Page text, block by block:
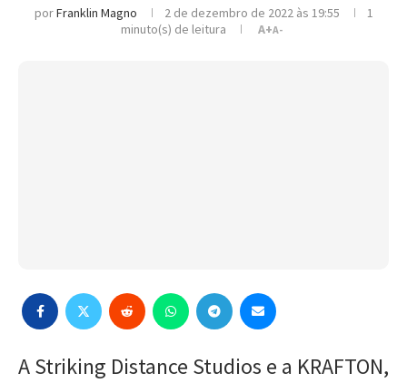
porFranklin Magno 2 de dezembro de 2022 às 19:55
1
minuto(s) de leitura
A+A-
A Striking Distance Studios e a KRAFTON,